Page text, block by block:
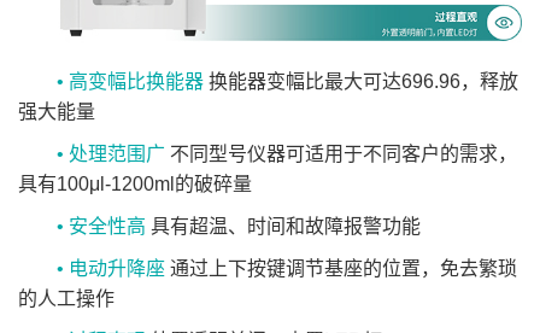
• 高变幅比换能器 换能器变幅比最大可达696.96，释放
强大能量
• 处理范围广 不同型号仪器可适用于不同客户的需求，
具有100μl-1200ml的破碎量
• 安全性高 具有超温、时间和故障报警功能
• 电动升降座 通过上下按键调节基座的位置，免去繁琐
的人工操作